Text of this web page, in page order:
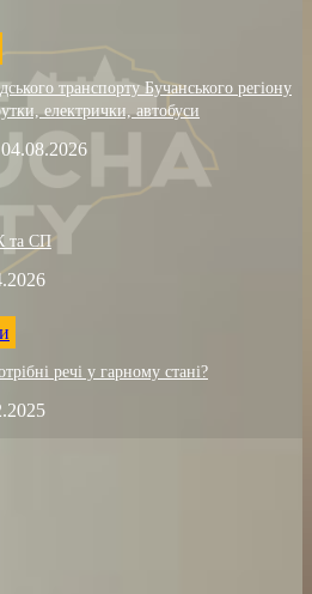
транспорту Бучанського регіону
електрички, автобуси
04.08.2026
та СП
речі у гарному стані?